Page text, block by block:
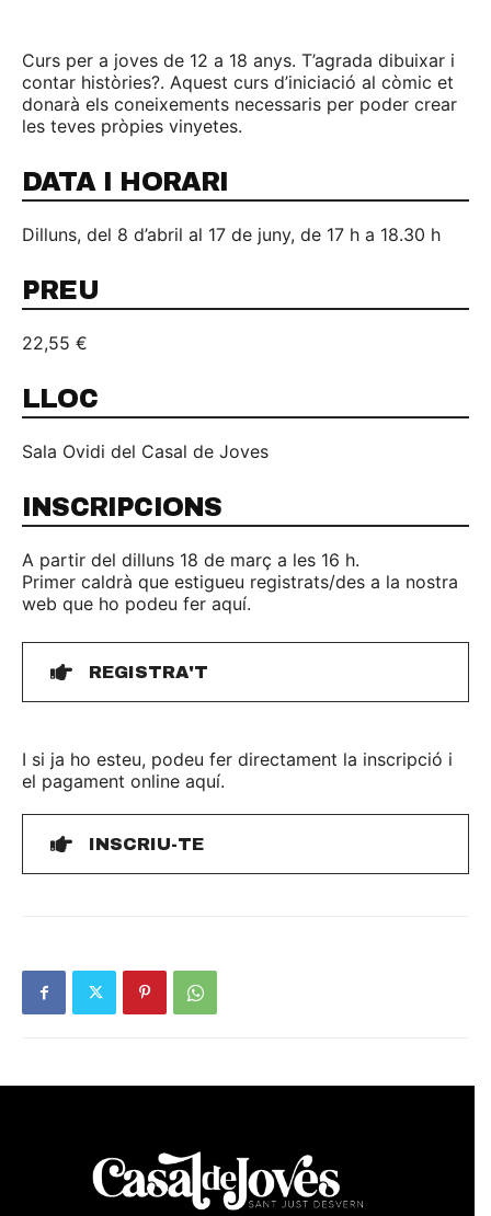
Curs per a joves de 12 a 18 anys. T’agrada dibuixar i
contar històries?. Aquest curs d’iniciació al còmic et
donarà els coneixements necessaris per poder crear
les teves pròpies vinyetes.
DATA I HORARI
Dilluns, del 8 d’abril al 17 de juny, de 17 h a 18.30 h
PREU
22,55 €
LLOC
Sala Ovidi del Casal de Joves
INSCRIPCIONS
A partir del dilluns 18 de març a les 16 h.
Primer caldrà que estigueu registrats/des a la nostra
web que ho podeu fer aquí.
REGISTRA'T
I si ja ho esteu, podeu fer directament la inscripció i
el pagament online aquí.
INSCRIU-TE